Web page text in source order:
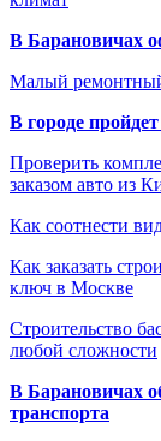
В Барановичах
Малый ремонтный
В городе
Проверить
заказом авто из
Как соотнести
Как заказать
ключ в Москве
Строительство
любой сложности
В Барановичах
транспорта